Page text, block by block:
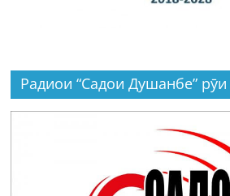
Радиои “Садои Душанбе”